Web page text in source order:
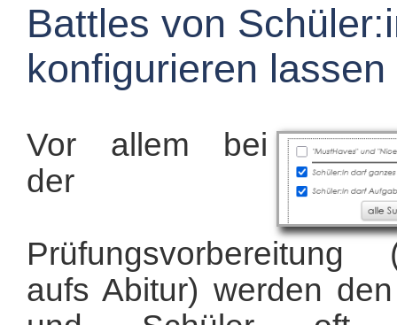
Battles von
konfigurieren lassen
Vor allem bei
der
Prüfungsvorbereitung
aufs Abitur) werden